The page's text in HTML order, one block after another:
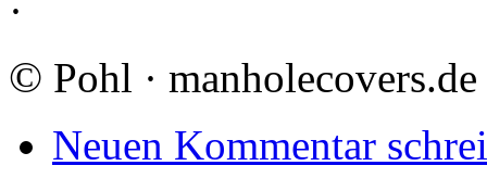
·
© Pohl · manholecovers.de
Neuen Kommentar